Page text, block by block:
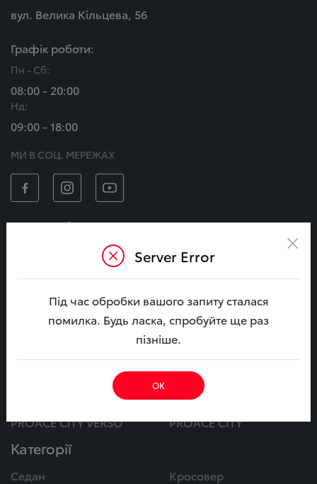
вул. Велика Кільцева, 56
Графік роботи:
Пн - Сб:
08:00 - 20:00
Нд:
09:00 - 18:00
МИ В СОЦ. МЕРЕЖАХ
Автомобілі
CAMRY Гібрид
COROLLA
COROLLA Гібрид
C-HR+
BZ4X Touring
YARIS CROSS Гібрид
COROLLA CROSS Гібрид
LAND CRUISER PRADO
HILUX
PROACE CITY VERSO
PROACE CITY
Категорії
Седан
Кросовер
Server Error ×
Під час обробки вашого запиту сталася
помилка. Будь ласка, спробуйте ще раз
пізніше.
ОК